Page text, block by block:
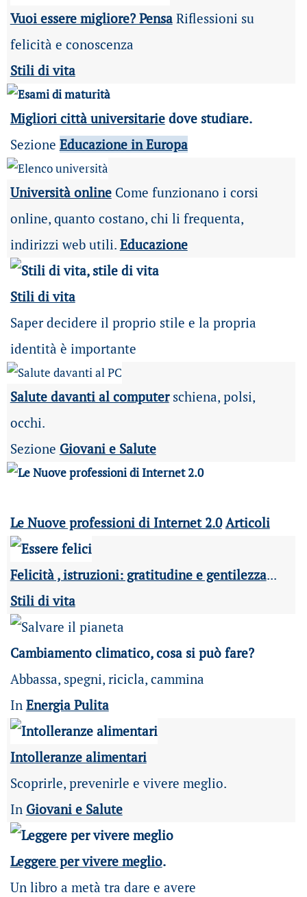
Vuoi essere migliore? PensaRiflessioni su
felicità e conoscenza
Stili di vita
Migliori città universitariedove studiare.
Sezione Educazione in Europa
Università online Come funzionano i corsi
online, quanto costano, chi li frequenta,
indirizzi web utili. Educazione
Stili di vita
Saper decidere il proprio stile e la propria
identità è importante
Salute davanti al computerschiena, polsi,
occhi.
Sezione Giovani e Salute
Le Nuove professioni di Internet 2.0 Articoli
Felicità , istruzioni: gratitudine e gentilezza...
Stili di vita
Cambiamento climatico, cosa si può fare?
Abbassa, spegni, ricicla, cammina
In Energia Pulita
Intolleranze alimentari
Scoprirle, prevenirle e vivere meglio.
In Giovani e Salute
Leggere per vivere meglio.
Un libro a metà tra dare e avere